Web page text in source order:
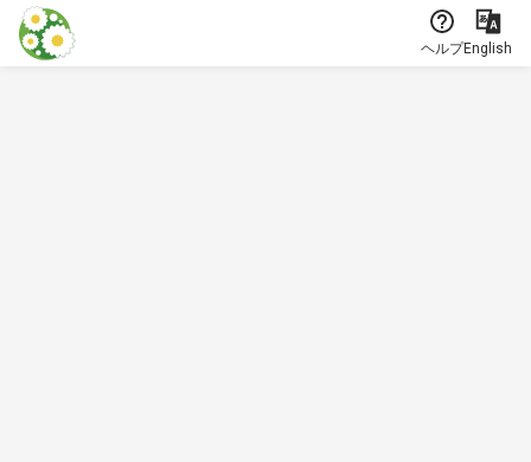
本文に飛ぶ
ヘルプEnglish